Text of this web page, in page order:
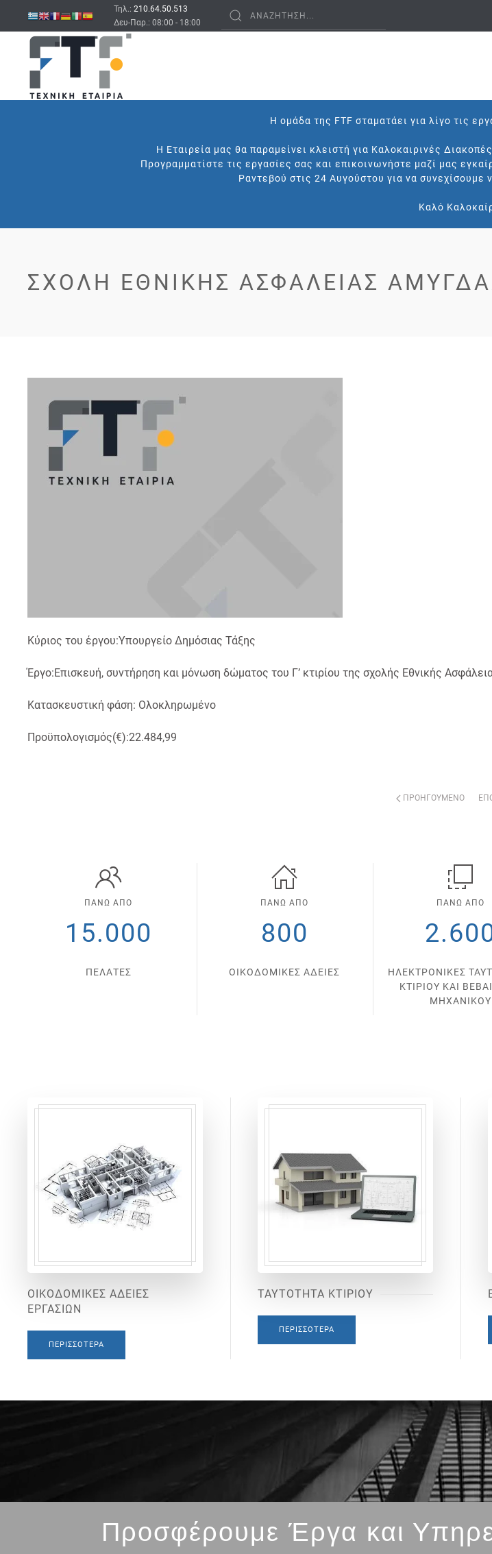
Τηλ.: 210.64.50.513
Δευ-Παρ.: 08:00 - 18:00
Η ομάδα της FTF σταματάει για λίγο τις
Η Εταιρεία μας θα παραμείνει κλειστή για Καλοκαιρινές
Προγραμματίστε τις εργασίες σας και επικοινωνήστε μαζί μας
Ραντεβού στις 24 Αυγούστου για να συνεχίσουμε
Καλό
ΣΧΟΛΉ ΕΘΝΙΚΉΣ ΑΣΦΆΛΕΙΑΣ
Κύριος του έργου:Υπουργείο Δημόσιας Τάξης
Έργο:Επισκευή, συντήρηση και μόνωση δώματος του Γ’ κτιρίου της σχολής Εθνικής
Κατασκευστική φάση: Ολοκληρωμένο
Προϋπολογισμός(€):22.484,99
ΠΡΟΗΓΟΎΜΕΝΟ
ΠΑΝΩ ΑΠΟ
15.000
ΠΕΛΑΤΕΣ
ΠΑΝΩ ΑΠΟ
800
ΟΙΚΟΔΟΜΙΚΕΣ ΑΔΕΙΕΣ
ΠΑΝΩ ΑΠΟ
ΗΛΕΚΤΡΟΝΙΚΕΣ
ΚΤΙΡΙΟΥ ΚΑΙ
ΜΗΧΑΝΙΚΟΥ
ΟΙΚΟΔΟΜΙΚΕΣ ΑΔΕΙΕΣ
ΕΡΓΑΣΙΩΝ
ΠΕΡΙΣΣΌΤΕΡΑ
ΤΑΥΤΟΤΗΤΑ ΚΤΙΡΙΟΥ
ΠΕΡΙΣΣΌΤΕΡΑ
Προσφέρουμε Έργα και